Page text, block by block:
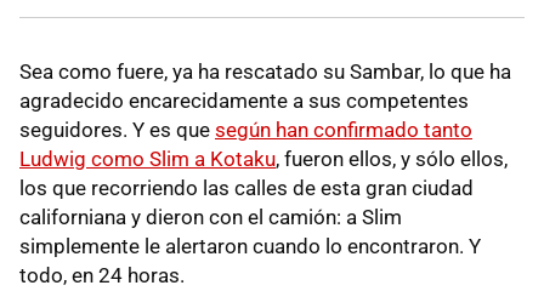
Sea como fuere, ya ha rescatado su Sambar, lo que ha
agradecido encarecidamente a sus competentes
seguidores. Y es que según han confirmado tanto
Ludwig como Slim a Kotaku, fueron ellos, y sólo ellos,
los que recorriendo las calles de esta gran ciudad
californiana y dieron con el camión: a Slim
simplemente le alertaron cuando lo encontraron. Y
todo, en 24 horas.